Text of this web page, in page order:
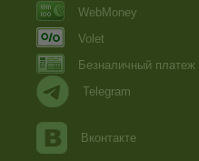
WebMoney
Volet
Безналичный платеж
Telegram
Вконтакте